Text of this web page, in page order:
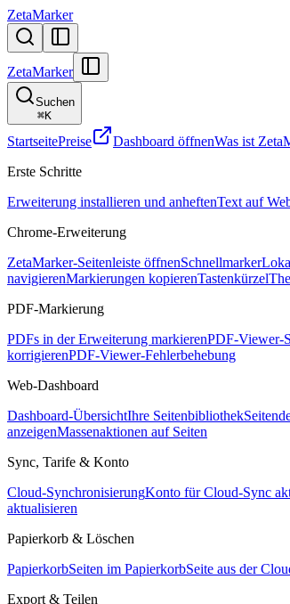
ZetaMarker
ZetaMarker
Suchen
⌘K
StartseitePreise Dashboard öffnenWas ist
Erste Schritte
Erweiterung installieren und anheftenText auf
Chrome-Erweiterung
ZetaMarker-Seitenleiste öffnenSchnellmarker
navigierenMarkierungen kopierenTastenkürzel
PDF-Markierung
PDFs in der Erweiterung markierenPDF-Viewer-
korrigierenPDF-Viewer-Fehlerbehebung
Web-Dashboard
Dashboard-ÜbersichtIhre Seitenbibliothek
anzeigenMassenaktionen auf Seiten
Sync, Tarife & Konto
Cloud-SynchronisierungKonto für Cloud-Sync
aktualisieren
Papierkorb & Löschen
PapierkorbSeiten im PapierkorbSeite aus der
Export & Teilen